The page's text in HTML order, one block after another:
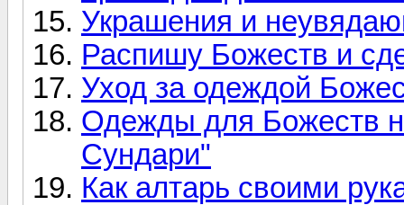
Украшения и
Распишу Божеств и
Уход за одеждой
Одежды для Божеств
Сундари"
Как алтарь своими